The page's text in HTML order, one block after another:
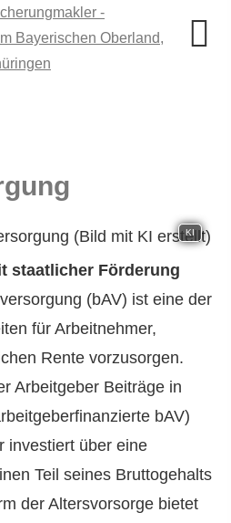
KI
staatlicher Förderung
(bAV) ist eine der
für Arbeitnehmer,
Rente vorzusorgen.
Arbeitgeber Beiträge in
bAV)
investiert über eine
Teil seines Bruttogehalts
der Alters­vorsorge bietet